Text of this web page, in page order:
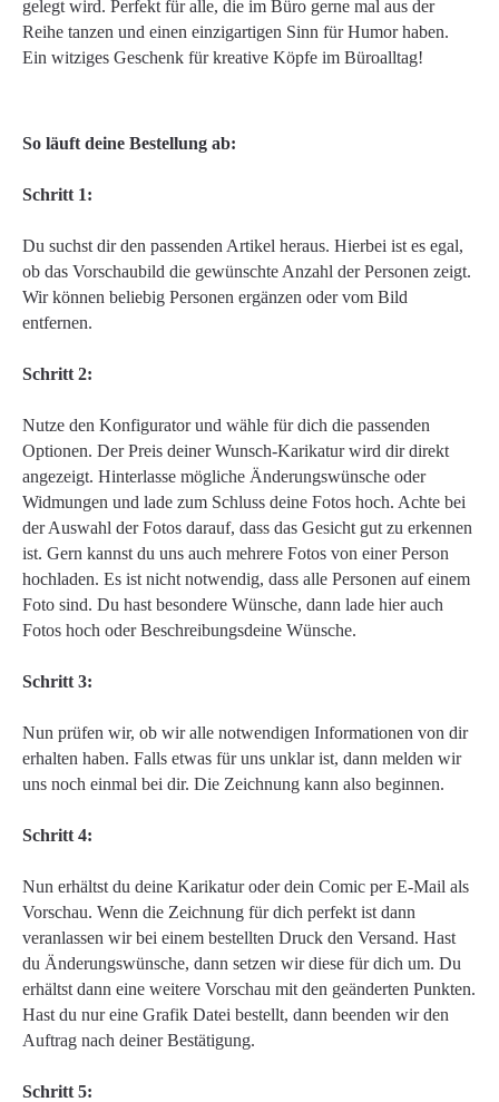
gelegt wird. Perfekt für alle, die im Büro gerne mal aus der
Reihe tanzen und einen einzigartigen Sinn für Humor haben.
Ein witziges Geschenk für kreative Köpfe im Büroalltag!
So läuft deine Bestellung ab:
Schritt 1:
Du suchst dir den passenden Artikel heraus. Hierbei ist es egal,
ob das Vorschaubild die gewünschte Anzahl der Personen zeigt.
Wir können beliebig Personen ergänzen oder vom Bild
entfernen.
Schritt 2:
Nutze den Konfigurator und wähle für dich die passenden
Optionen. Der Preis deiner Wunsch-Karikatur wird dir direkt
angezeigt. Hinterlasse mögliche Änderungswünsche oder
Widmungen und lade zum Schluss deine Fotos hoch. Achte bei
der Auswahl der Fotos darauf, dass das Gesicht gut zu erkennen
ist. Gern kannst du uns auch mehrere Fotos von einer Person
hochladen. Es ist nicht notwendig, dass alle Personen auf einem
Foto sind. Du hast besondere Wünsche, dann lade hier auch
Fotos hoch oder Beschreibungsdeine Wünsche.
Schritt 3:
Nun prüfen wir, ob wir alle notwendigen Informationen von dir
erhalten haben. Falls etwas für uns unklar ist, dann melden wir
uns noch einmal bei dir. Die Zeichnung kann also beginnen.
Schritt 4:
Nun erhältst du deine Karikatur oder dein Comic per E-Mail als
Vorschau. Wenn die Zeichnung für dich perfekt ist dann
veranlassen wir bei einem bestellten Druck den Versand. Hast
du Änderungswünsche, dann setzen wir diese für dich um. Du
erhältst dann eine weitere Vorschau mit den geänderten Punkten.
Hast du nur eine Grafik Datei bestellt, dann beenden wir den
Auftrag nach deiner Bestätigung.
Schritt 5: